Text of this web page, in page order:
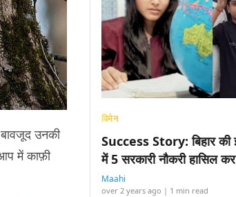
उनकी
में काफ़ी
विमेन
Success Story: बिहार की
में 5 सरकारी नौकरी हासिल
Maahi
over 2 years ago | 1 min read